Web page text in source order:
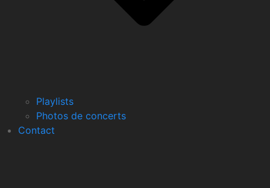
Playlists
Photos de concerts
Contact